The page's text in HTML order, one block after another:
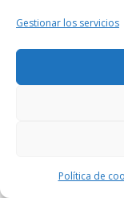
Gestionar los servicios
Política de
La casa está
familia,
escudo (que
Hoy, junto al
servicios